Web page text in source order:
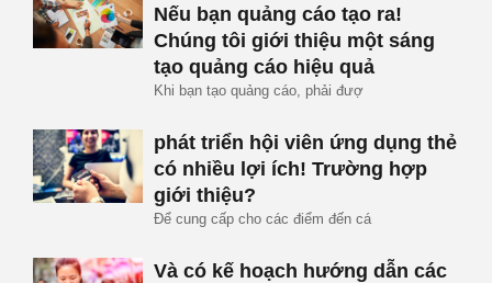
Nếu bạn quảng cáo tạo ra!
Chúng tôi giới thiệu một sáng
tạo quảng cáo hiệu quả
Khi bạn tạo quảng cáo, phải đượ
phát triển hội viên ứng dụng thẻ
có nhiều lợi ích! Trường hợp
giới thiệu?
Để cung cấp cho các điểm đến cá
Và có kế hoạch hướng dẫn các